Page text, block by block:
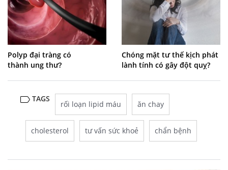
Polyp đại tràng có
thành ung thư?
Chóng mặt tư thế kịch phát
lành tính có gây đột quỵ?
TAGS
rối loạn lipid máu ăn chay
cholesterol tư vấn sức khoẻ chẩn bệnh